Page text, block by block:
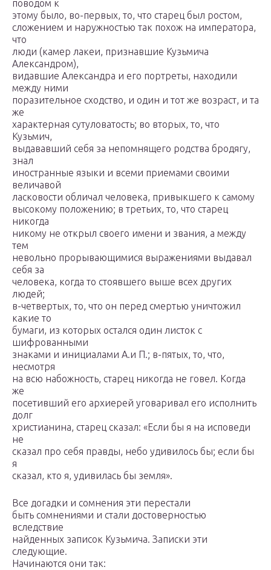
поводом к
этому было, во-первых, то, что старец был ростом,
сложением и наружностью так похож на императора,
что
люди (камер лакеи, признавшие Кузьмича
Александром),
видавшие Александра и его портреты, находили
между ними
поразительное сходство, и один и тот же возраст, и та
же
характерная сутуловатость; во вторых, то, что
Кузьмич,
выдававший себя за непомнящего родства бродягу,
знал
иностранные языки и всеми приемами своими
величавой
ласковости обличал человека, привыкшего к самому
высокому положению; в третьих, то, что старец
никогда
никому не открыл своего имени и звания, а между
тем
невольно прорывающимися выражениями выдавал
себя за
человека, когда то стоявшего выше всех других
людей;
в-четвертых, то, что он перед смертью уничтожил
какие то
бумаги, из которых остался один листок с
шифрованными
знаками и инициалами А.и П.; в-пятых, то, что,
несмотря
на всю набожность, старец никогда не говел. Когда
же
посетивший его архиерей уговаривал его исполнить
долг
христианина, старец сказал: «Если бы я на исповеди
не
сказал про себя правды, небо удивилось бы; если бы
я
сказал, кто я, удивилась бы земля».
Все догадки и сомнения эти перестали
быть сомнениями и стали достоверностью
вследствие
найденных записок Кузьмича. Записки эти
следующие.
Начинаются они так: